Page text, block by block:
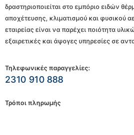
δραστηριοποιείται στο εμπόριο ειδών
αποχέτευσης, κλιματισμού και φυσικού
εταιρείας είναι να παρέχει ποιότητα
εξαιρετικές και άψογες υπηρεσίες σε
Τηλεφωνικές παραγγελίες:
2310 910 888
Τρόποι πληρωμής